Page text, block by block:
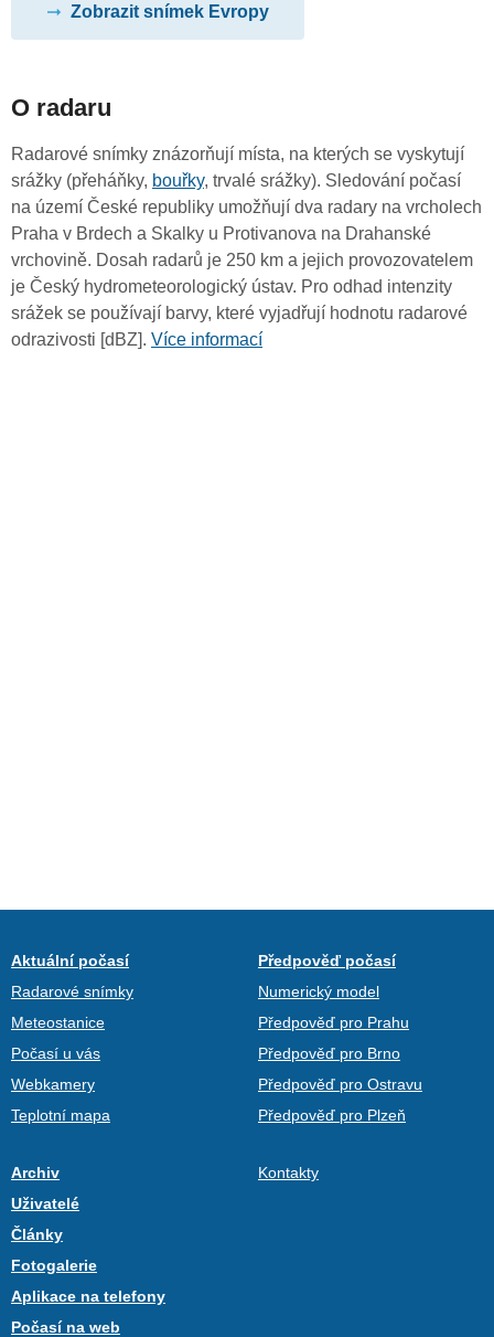
Zobrazit snímek Evropy
O radaru
Radarové snímky znázorňují místa, na kterých se vyskytují
srážky (přeháňky, bouřky, trvalé srážky). Sledování počasí
na území České republiky umožňují dva radary na vrcholech
Praha v Brdech a Skalky u Protivanova na Drahanské
vrchovině. Dosah radarů je 250 km a jejich provozovatelem
je Český hydrometeorologický ústav. Pro odhad intenzity
srážek se používají barvy, které vyjadřují hodnotu radarové
odrazivosti [dBZ]. Více informací
Aktuální počasí
Radarové snímky
Meteostanice
Počasí u vás
Webkamery
Teplotní mapa
Předpověď počasí
Numerický model
Předpověď pro Prahu
Předpověď pro Brno
Předpověď pro Ostravu
Předpověď pro Plzeň
Archiv
Uživatelé
Články
Fotogalerie
Aplikace na telefony
Počasí na web
Kontakty